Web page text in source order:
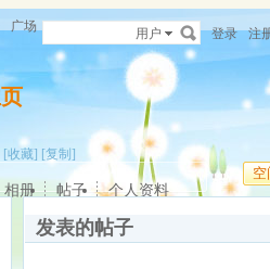
广场 用户 登录 注
[收藏] [复制]
空
相册 帖子 个人资料
发表的帖子